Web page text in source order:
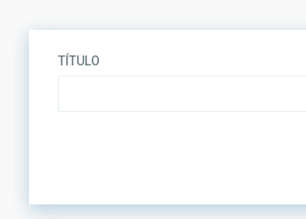
TÍTULO